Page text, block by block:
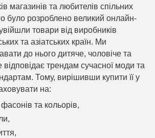
магазинів та любителів спільних
було розроблено великий онлайн-
товари від виробників
та азіатських країн. Ми
до нього дитяче, чоловіче та
відповідає трендам сучасної моди та
Тому, вирішивши купити її у
на:
та кольорів,